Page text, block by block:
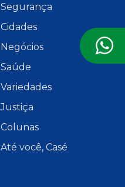
Segurança
Cidades
Negócios
Saúde
Variedades
Justiça
Colunas
Até você, Casé